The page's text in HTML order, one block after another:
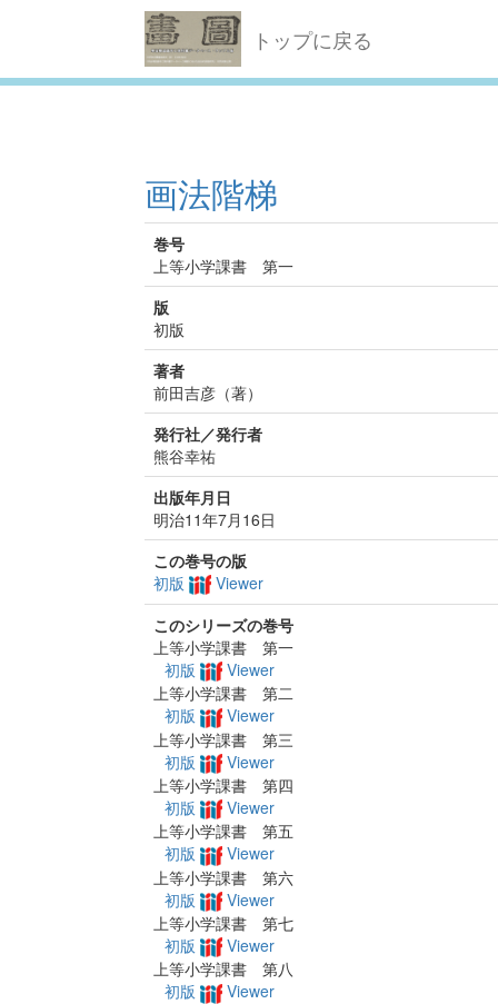
トップに戻る
画法階梯
巻号
上等小学課書 第一
版
初版
著者
前田吉彦（著）
発行社／発行者
熊谷幸祐
出版年月日
明治11年7月16日
この巻号の版
初版
Viewer
このシリーズの巻号
上等小学課書 第一
初版
Viewer
上等小学課書 第二
初版
Viewer
上等小学課書 第三
初版
Viewer
上等小学課書 第四
初版
Viewer
上等小学課書 第五
初版
Viewer
上等小学課書 第六
初版
Viewer
上等小学課書 第七
初版
Viewer
上等小学課書 第八
初版
Viewer